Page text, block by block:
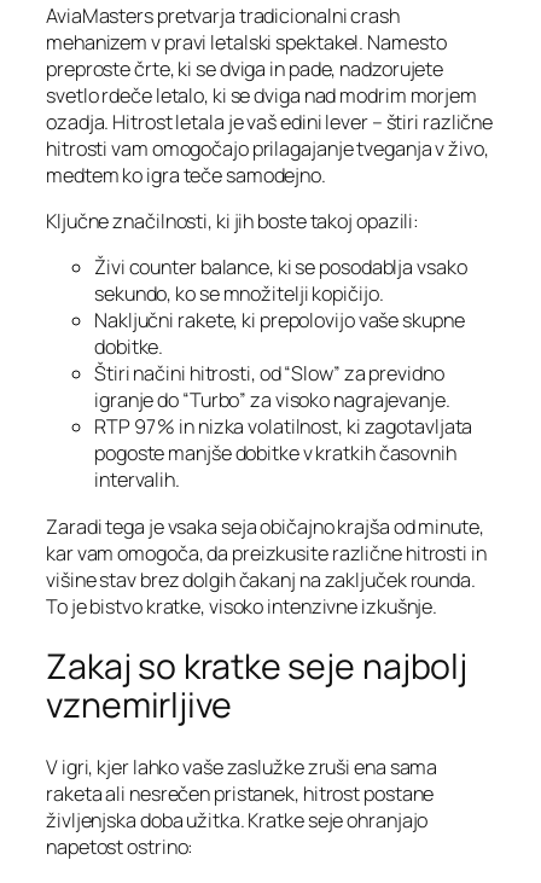
AviaMasters pretvarja tradicionalni crash
mehanizem v pravi letalski spektakel. Namesto
preproste črte, ki se dviga in pade, nadzorujete
svetlo rdeče letalo, ki se dviga nad modrim morjem
ozadja. Hitrost letala je vaš edini lever – štiri različne
hitrosti vam omogočajo prilagajanje tveganja v živo,
medtem ko igra teče samodejno.
Ključne značilnosti, ki jih boste takoj opazili:
Živi counter balance, ki se posodablja vsako
sekundo, ko se množitelji kopičijo.
Naključni rakete, ki prepolovijo vaše skupne
dobitke.
Štiri načini hitrosti, od “Slow” za previdno
igranje do “Turbo” za visoko nagrajevanje.
RTP 97 % in nizka volatilnost, ki zagotavljata
pogoste manjše dobitke v kratkih časovnih
intervalih.
Zaradi tega je vsaka seja običajno krajša od minute,
kar vam omogoča, da preizkusite različne hitrosti in
višine stav brez dolgih čakanj na zaključek rounda.
To je bistvo kratke, visoko intenzivne izkušnje.
Zakaj so kratke seje najbolj
vznemirljive
V igri, kjer lahko vaše zaslužke zruši ena sama
raketa ali nesrečen pristanek, hitrost postane
življenjska doba užitka. Kratke seje ohranjajo
napetost ostrino: